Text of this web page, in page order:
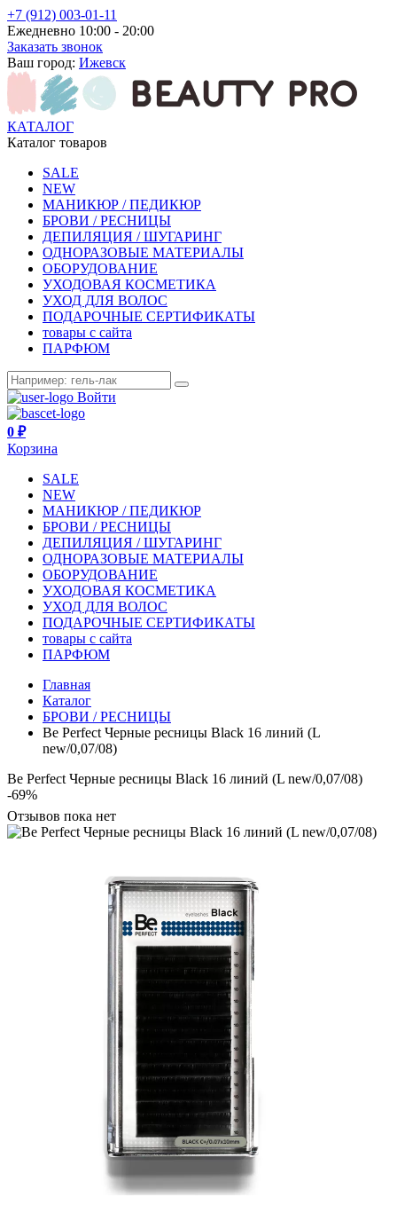
+7 (912) 003-01-11
Ежедневно 10:00 - 20:00
Заказать звонок
Ваш город: Ижевск
КАТАЛОГ
Каталог товаров
SALE
NEW
МАНИКЮР / ПЕДИКЮР
БРОВИ / РЕСНИЦЫ
ДЕПИЛЯЦИЯ / ШУГАРИНГ
ОДНОРАЗОВЫЕ МАТЕРИАЛЫ
ОБОРУДОВАНИЕ
УХОДОВАЯ КОСМЕТИКА
УХОД ДЛЯ ВОЛОС
ПОДАРОЧНЫЕ СЕРТИФИКАТЫ
товары с сайта
ПАРФЮМ
Войти
0 ₽
Корзина
SALE
NEW
МАНИКЮР / ПЕДИКЮР
БРОВИ / РЕСНИЦЫ
ДЕПИЛЯЦИЯ / ШУГАРИНГ
ОДНОРАЗОВЫЕ МАТЕРИАЛЫ
ОБОРУДОВАНИЕ
УХОДОВАЯ КОСМЕТИКА
УХОД ДЛЯ ВОЛОС
ПОДАРОЧНЫЕ СЕРТИФИКАТЫ
товары с сайта
ПАРФЮМ
Главная
Каталог
БРОВИ / РЕСНИЦЫ
Be Perfect Черные ресницы Black 16 линий (L
new/0,07/08)
Be Perfect Черные ресницы Black 16 линий (L new/0,07/08)
-69%
Отзывов пока нет